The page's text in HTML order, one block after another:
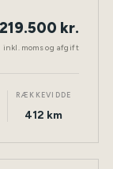
TØNDER
219.500 kr.
inkl. moms og afgift
RÆKKEVIDDE
412 km